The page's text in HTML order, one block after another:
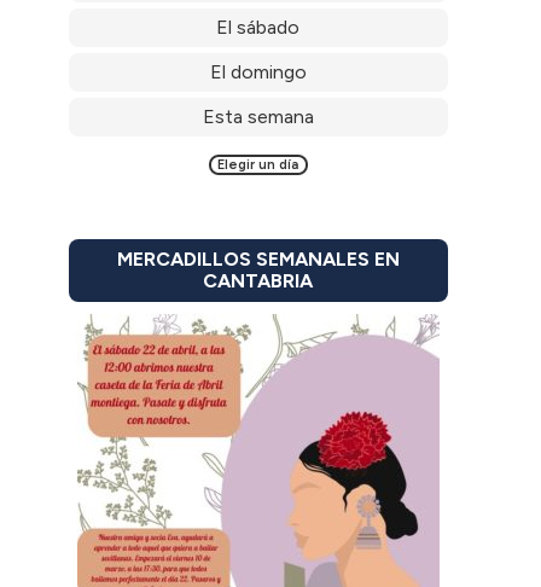
El sábado
El domingo
Esta semana
Elegir un día
MERCADILLOS SEMANALES EN
CANTABRIA